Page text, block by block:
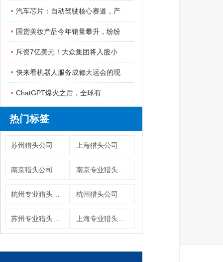
汽车芯片：自动驾驶核心赛道，产
国货美妆产品今年销量攀升，纷纷
斥资7亿美元！大众集团将入股小
快来看机器人服务成都大运会的现
ChatGPT爆火之后，全球有
热门标签
苏州猎头公司 上海猎头公司
南京猎头公司
杭州猎头公司